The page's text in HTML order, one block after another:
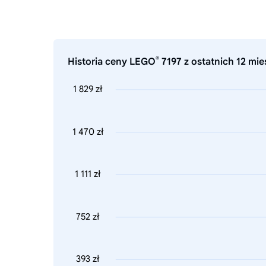
Historia ceny LEGO® 7197 z ostatnich 12
1 829 zł
1 470 zł
1 111 zł
752 zł
393 zł